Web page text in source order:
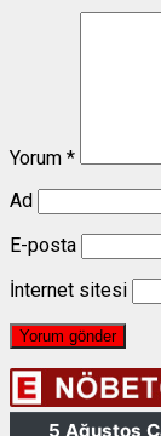
Yorum *
Ad
E-posta
İnternet sitesi